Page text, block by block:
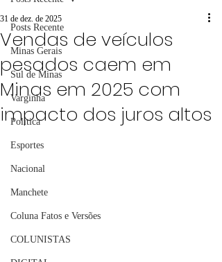
Posts Recente
Minas Gerais
Sul de Minas
Varginha
Política
Esportes
Nacional
Manchete
Coluna Fatos e Versões
COLUNISTAS
Vendas de veículos
pesados caem em
Minas em 2025 com
impacto dos juros altos
31 de dez. de 2025